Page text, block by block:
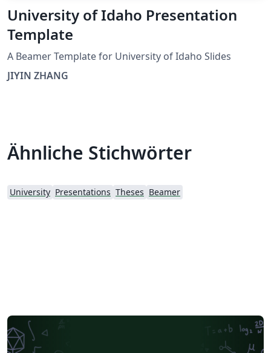
University of Idaho Presentation
Template
A Beamer Template for University of Idaho Slides
JIYIN ZHANG
Ähnliche Stichwörter
University Presentations Theses Beamer